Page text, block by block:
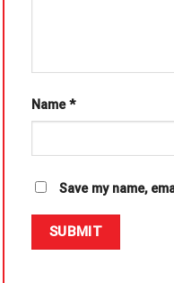
Name*
Save my name,